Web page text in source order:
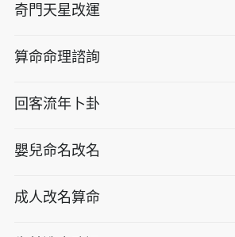
奇門天星改運
算命命理諮詢
回客流年卜卦
嬰兒命名改名
成人改名算命